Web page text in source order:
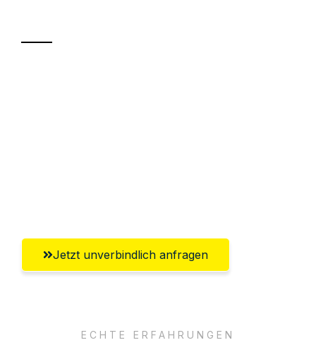
Jetzt unverbindlich anfragen
ECHTE ERFAHRUNGEN